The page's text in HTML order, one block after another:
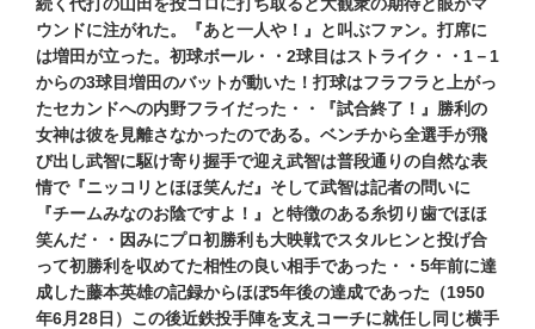
ウンドに注がれた。『あと一人や！』と叫ぶファン。打席に
は増田が立った。初球ボール・・2球目はストライク・・1－1
からの3球目増田のバットが動いた！打球はフラフラと上がっ
たセカンドへの内野フライだった・・『試合終了！』勝利の
女神は彼を見離さなかったのである。ベンチから全選手が飛
び出し武智に駆け寄り握手で迎え武智は普段通りの自然な表
情で『ニッコリとほほ笑んだ』そして武智は記者の問いに
『チームみなのお陰ですよ！』と特徴のある糸切り歯でほほ
笑んだ・・因みにプロ初勝利も大映戦でスタルヒンと投げ合
って初勝利を収めてた相性の良い相手であった・・5年前に達
成した藤本英雄の記録からほぼ5年後の達成であった（1950
年6月28日）この後近鉄投手陣を支えコーチに就任し同じ横手